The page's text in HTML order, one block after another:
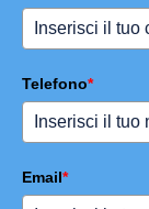
Telefono*
Email*